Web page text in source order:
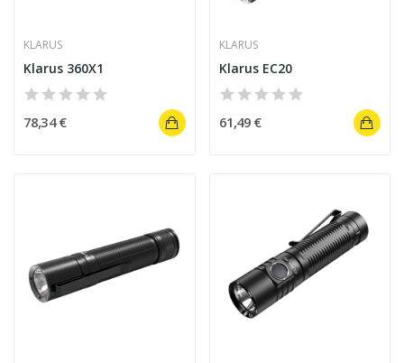
KLARUS
Klarus 360X1
78,34 €
KLARUS
Klarus EC20
61,49 €